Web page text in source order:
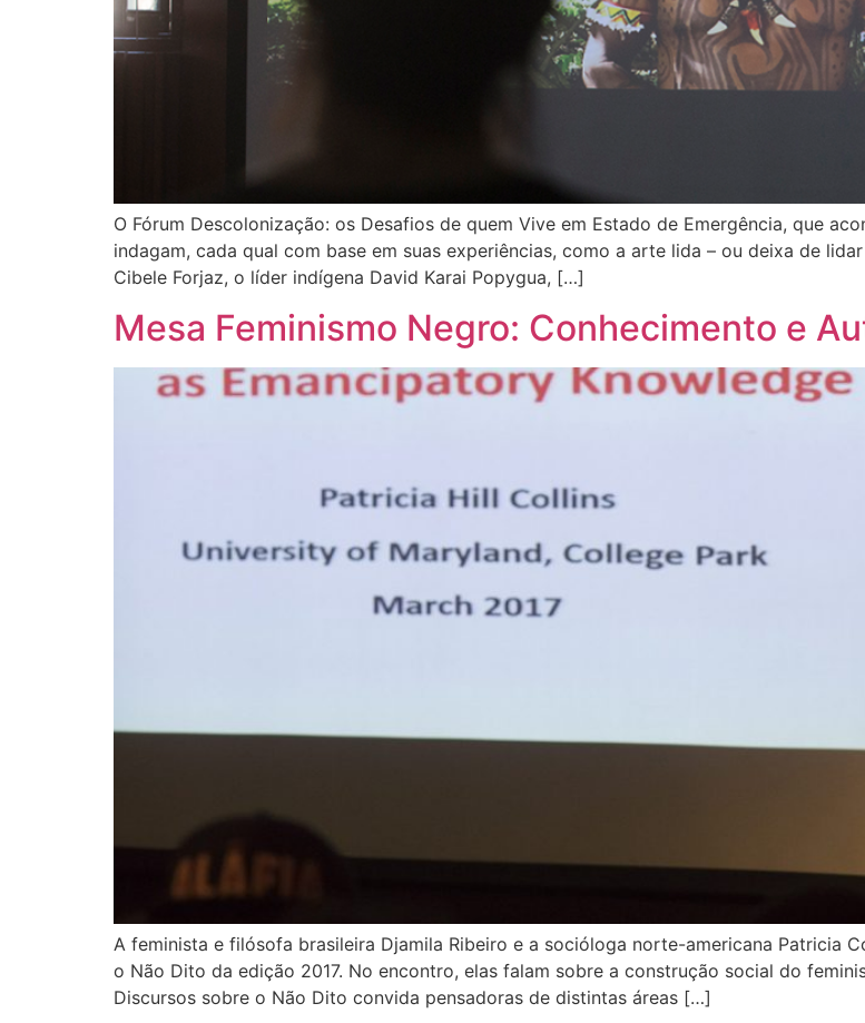
O Fórum Descolonização: os Desafios de quem Vive em Estado de Emergência, que
indagam, cada qual com base em suas experiências, como a arte lida – ou deixa de
Cibele Forjaz, o líder indígena David Karai Popygua, […]
Mesa Feminismo Negro: Conhecimento e
A feminista e filósofa brasileira Djamila Ribeiro e a socióloga norte-americana Patricia
o Não Dito da edição 2017. No encontro, elas falam sobre a construção social do
Discursos sobre o Não Dito convida pensadoras de distintas áreas […]